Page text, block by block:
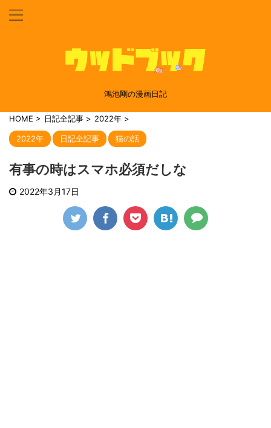
鴻池剛の漫画日記
HOME > 日記全記事 > 2022年 >
2022年 日記全記事 猫の話
有事の時はスマホ必須だしな
2022年3月17日